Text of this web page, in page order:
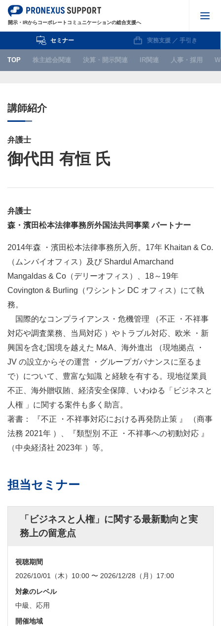
開示・IRからコーポレートコミュニケーションの総合支援へ
決算・開示関連
人事・採用
WEB
IPO関連
セミナー
マイページ
会員情報変更
お問い合わせ
PRONEXUS SUPPORTの使い方
実務支援機能
実務支援DB 手引き検索
関連資料
相談部メール相談
Webゼミプレミアム
連載
記事一覧 実務FAQ一覧 IFRS
サイトマップ 規約 関連リンク
TOP 株主総会関連 決算・開示関連 IR関連 人事・採用
セミナー 実務支援 ／ 手引き
講師紹介
弁護士
御代田 有恒 氏
弁護士
森・濱田松本法律事務所外国法共同事業 パートナー
2014年森 ・濱田松本法律事務所入所。17年 Khaitan & Co.
（ムンバイオフィス）及び Shardul Amarchand
Mangaldas & Co（デリーオフィス）、18～19年
Covington & Burling（ワシントン DC オフィス）にて執
務。
国際的なコンプライアンス・危機管理 （不正 ・不祥事
対応や調査業務、当局対応 ）やトラブル対応、欧米 ・新
興国を含む国境を越えた M&A、海外進出 （現地拠点 ・
JV の設立からその運営 ・グループガバナンスに至るま
で）について、豊富な知識 と経験を有する。現地従業員
不正、海外贈収賄、経済安全保障、いわゆる「ビジネスと
人権 」に関する案件も多く助言。
著書： 『不正 ・不祥事対応における再発防止策 』 （商事
法務 2021年 ）、『類型別 不正 ・不祥事への初動対応 』
（中央経済社 2023年 ）等。
担当セミナー
「ビジネスと人権」に関する最新動向と実
務上の留意点
視聴期間
2026/10/01（木）10:00 〜 2026/12/28（月）17:00
対象のレベル
中級、応用
開催地域